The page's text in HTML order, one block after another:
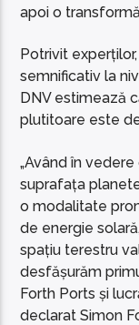
apoi o
Potrivit
semnificativ la
DNV estimează
plutitoare este
„Având în
suprafața
o modalitate
de energie
spațiu terestru
desfășurăm
Forth Ports și
declarat Simon